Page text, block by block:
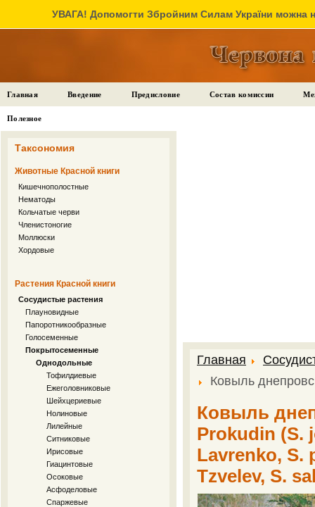
УВАГА! Допомогти Збройним Силам України можна
Главная Введение Предисловие Состав комиссии
Полезное
Таксономия
Животные Красной книги
Кишечнополостные
Нематоды
Кольчатые черви
Членистоногие
Моллюски
Хордовые
Растения Красной книги
Сосудистые растения
Плауновидные
Папоротникообразные
Голосеменные
Покрытосеменные
Однодольные
Тофилдиевые
Ежеголовниковые
Шейхцериевые
Нолиновые
Лилейные
Ситниковые
Ирисовые
Гиацинтовые
Осоковые
Асфоделовые
Спаржевые
Главная
Ковыль
Ковыль
Prokudin (S.
Lavrenko, S.
Tzvelev, S.